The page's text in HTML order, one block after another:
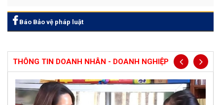
Báo Bảo vệ pháp luật
THÔNG TIN DOANH NHÂN - DOANH NGHIỆP